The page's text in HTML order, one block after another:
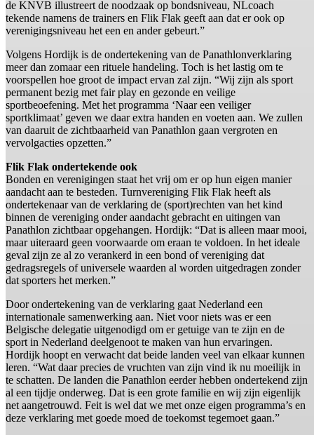
de KNVB illustreert de noodzaak op bondsniveau, NLcoach
tekende namens de trainers en Flik Flak geeft aan dat er ook op
verenigingsniveau het een en ander gebeurt.”
Volgens Hordijk is de ondertekening van de Panathlonverklaring
meer dan zomaar een rituele handeling. Toch is het lastig om te
voorspellen hoe groot de impact ervan zal zijn. “Wij zijn als sport
permanent bezig met fair play en gezonde en veilige
sportbeoefening. Met het programma ‘Naar een veiliger
sportklimaat’ geven we daar extra handen en voeten aan. We zullen
van daaruit de zichtbaarheid van Panathlon gaan vergroten en
vervolgacties opzetten.”
Flik Flak ondertekende ook
Bonden en verenigingen staat het vrij om er op hun eigen manier
aandacht aan te besteden. Turnvereniging Flik Flak heeft als
ondertekenaar van de verklaring de (sport)rechten van het kind
binnen de vereniging onder aandacht gebracht en uitingen van
Panathlon zichtbaar opgehangen. Hordijk: “Dat is alleen maar mooi,
maar uiteraard geen voorwaarde om eraan te voldoen. In het ideale
geval zijn ze al zo verankerd in een bond of vereniging dat
gedragsregels of universele waarden al worden uitgedragen zonder
dat sporters het merken.”
Door ondertekening van de verklaring gaat Nederland een
internationale samenwerking aan. Niet voor niets was er een
Belgische delegatie uitgenodigd om er getuige van te zijn en de
sport in Nederland deelgenoot te maken van hun ervaringen.
Hordijk hoopt en verwacht dat beide landen veel van elkaar kunnen
leren. “Wat daar precies de vruchten van zijn vind ik nu moeilijk in
te schatten. De landen die Panathlon eerder hebben ondertekend zijn
al een tijdje onderweg. Dat is een grote familie en wij zijn eigenlijk
net aangetrouwd. Feit is wel dat we met onze eigen programma’s en
deze verklaring met goede moed de toekomst tegemoet gaan.”